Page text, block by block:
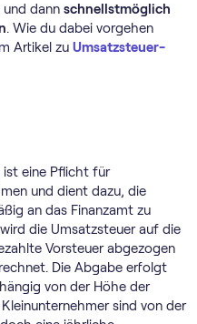
und dann schnellstmöglich
. Wie du dabei vorgehen
Artikel zu Umsatz­steuer­
ist eine Pflicht für
und dient dazu, die
an das Finanzamt zu
die Umsatzsteuer auf die
Vorsteuer abgezogen
Die Abgabe erfolgt
von der Höhe der
sind von der